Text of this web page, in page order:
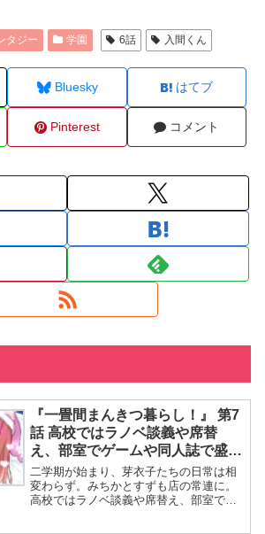
タジー 学園 6話 入間くん
Bluesky はてブ
Pinterest コメント
『一畳間まんきつ暮らし！』 第7
話 高校ではラノベ談義や席替
え、部室でゲームや同人誌で盛り
上がる
二学期が始まり、芽衣子たちの日常は相
変わらず。みちかとすずも店の常連に。
高校ではラノベ談義や席替え、部室でゲ